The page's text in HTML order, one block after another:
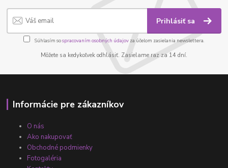
Prihlásiť sa
Súhlasím sospracovaním osobných údajov za účelom zasielania newslettera.
Môžete sa kedykoľvek odhlásiť. Zasielame raz za 14 dní.
Informácie pre zákazníkov
O nás
Ako nakupovať
Obchodné podmienky
Fotogaléria